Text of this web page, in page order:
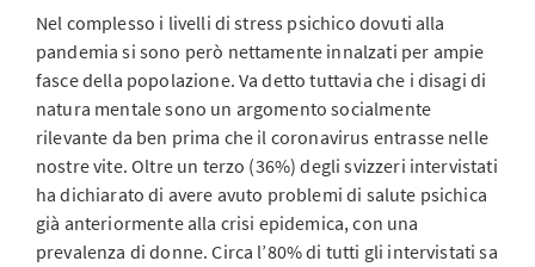
Nel complesso i livelli di stress psichico dovuti alla
pandemia si sono però nettamente innalzati per ampie
fasce della popolazione. Va detto tuttavia che i disagi di
natura mentale sono un argomento socialmente
rilevante da ben prima che il coronavirus entrasse nelle
nostre vite. Oltre un terzo (36%) degli svizzeri intervistati
ha dichiarato di avere avuto problemi di salute psichica
già anteriormente alla crisi epidemica, con una
prevalenza di donne. Circa l’80% di tutti gli intervistati sa